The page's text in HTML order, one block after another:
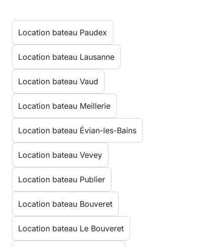
Location bateau Paudex
Location bateau Lausanne
Location bateau Vaud
Location bateau Meillerie
Location bateau Évian-les-Bains
Location bateau Vevey
Location bateau Publier
Location bateau Bouveret
Location bateau Le Bouveret